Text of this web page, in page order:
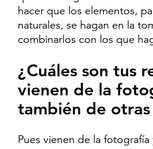
hacer que los elementos,
naturales, se hagan en la
combinarlos con los que
¿Cuáles son tus
vienen de la
también de
Pues vienen de la